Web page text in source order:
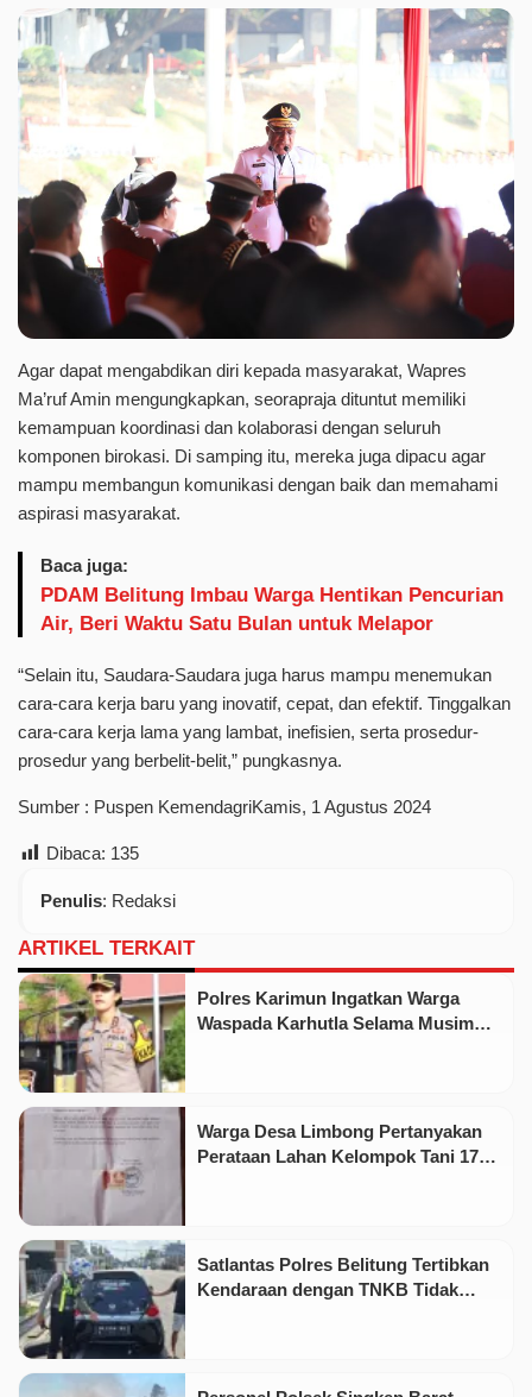
Agar dapat mengabdikan diri kepada masyarakat, Wapres
Ma’ruf Amin mengungkapkan, seorapraja dituntut memiliki
kemampuan koordinasi dan kolaborasi dengan seluruh
komponen birokasi. Di samping itu, mereka juga dipacu agar
mampu membangun komunikasi dengan baik dan memahami
aspirasi masyarakat.
Baca juga:
PDAM Belitung Imbau Warga Hentikan Pencurian
Air, Beri Waktu Satu Bulan untuk Melapor
“Selain itu, Saudara-Saudara juga harus mampu menemukan
cara-cara kerja baru yang inovatif, cepat, dan efektif. Tinggalkan
cara-cara kerja lama yang lambat, inefisien, serta prosedur-
prosedur yang berbelit-belit,” pungkasnya.
Sumber : Puspen KemendagriKamis, 1 Agustus 2024
Dibaca: 135
Penulis: Redaksi
ARTIKEL TERKAIT
Polres Karimun Ingatkan Warga
Waspada Karhutla Selama Musim
Warga Desa Limbong Pertanyakan
Perataan Lahan Kelompok Tani 17
Satlantas Polres Belitung Tertibkan
Kendaraan dengan TNKB Tidak